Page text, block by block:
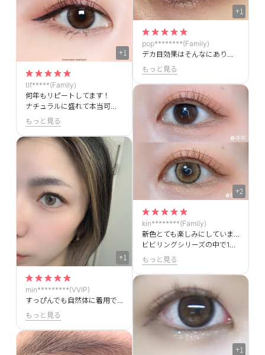
+1
tlf*****(Family)
何年もリピートしてます！
ナチュラルに盛れて本当可愛いです><
もっと見る
+1
min*********(VVIP)
もっと見る
+1
pop********(Family)
デカ目効果はそんなにありませんが垢抜けアイになれちゃいます！どんなメイクにも服装にも合います！
もっと見る
+2
kin********(Family)
新色とても楽しみにしていました！
ビビリングシリーズの中で1番明るい色です。元の瞳の色はこげ茶ですが、しっかり発色してくれて印象チェンジできます！お気に入りです！
もっと見る
+1